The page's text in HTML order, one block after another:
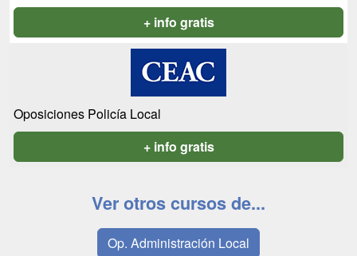
+ info gratis
Oposiciones Policía Local
+ info gratis
Ver otros cursos de...
Op. Administración Local